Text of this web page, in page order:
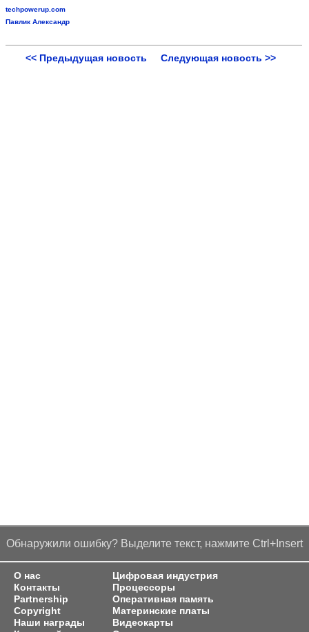
techpowerup.com
Павлик Александр
<< Предыдущая новость Следующая новость >>
Обнаружили ошибку? Выделите текст, нажмите Ctrl+Insert
О нас
Контакты
Partnership
Copyright
Наши награды
Цифровая индустрия
Процессоры
Оперативная память
Материнские платы
Видеокарты